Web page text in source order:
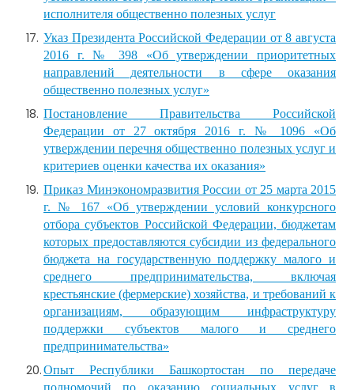
исполнителя общественно полезных услуг
Указ Президента Российской Федерации от 8 августа
2016 г. № 398 «Об утверждении приоритетных
направлений деятельности в сфере оказания
общественно полезных услуг»
Постановление Правительства Российской
Федерации от 27 октября 2016 г. № 1096 «Об
утверждении перечня общественно полезных услуг и
критериев оценки качества их оказания»
Приказ Минэкономразвития России от 25 марта 2015
г. № 167 «Об утверждении условий конкурсного
отбора субъектов Российской Федерации, бюджетам
которых предоставляются субсидии из федерального
бюджета на государственную поддержку малого и
среднего предпринимательства, включая
крестьянские (фермерские) хозяйства, и требований к
организациям, образующим инфраструктуру
поддержки субъектов малого и среднего
предпринимательства»
Опыт Республики Башкортостан по передаче
полномочий по оказанию социальных услуг в